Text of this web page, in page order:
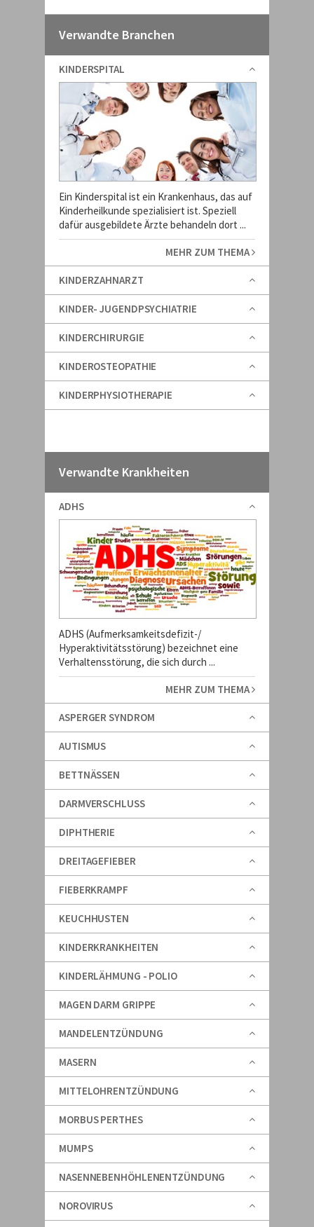
Verwandte Branchen
KINDERSPITAL
Ein Kinderspital ist ein Krankenhaus, das auf
Kinderheilkunde spezialisiert ist. Speziell
dafür ausgebildete Ärzte behandeln dort ...
MEHR ZUM THEMA
KINDERZAHNARZT
KINDER- JUGENDPSYCHIATRIE
KINDERCHIRURGIE
KINDEROSTEOPATHIE
KINDERPHYSIOTHERAPIE
Verwandte Krankheiten
ADHS
ADHS (Aufmerksamkeitsdefizit-/
Hyperaktivitätsstörung) bezeichnet eine
Verhaltensstörung, die sich durch ...
MEHR ZUM THEMA
ASPERGER SYNDROM
AUTISMUS
BETTNÄSSEN
DARMVERSCHLUSS
DIPHTHERIE
DREITAGEFIEBER
FIEBERKRAMPF
KEUCHHUSTEN
KINDERKRANKHEITEN
KINDERLÄHMUNG - POLIO
MAGEN DARM GRIPPE
MANDELENTZÜNDUNG
MASERN
MITTELOHRENTZÜNDUNG
MORBUS PERTHES
MUMPS
NASENNEBENHÖHLENENTZÜNDUNG
NOROVIRUS